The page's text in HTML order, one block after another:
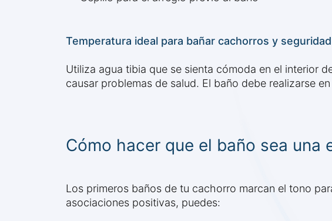
Temperatura ideal para bañar cachorros y seguridad
Utiliza agua tibia que se sienta cómoda en el interior
causar problemas de salud. El baño debe realizarse
Cómo hacer que el baño sea una
Los primeros baños de tu cachorro marcan el tono
asociaciones positivas, puedes: